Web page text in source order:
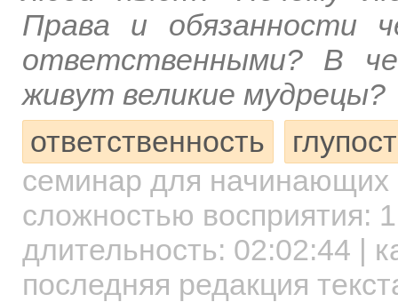
Права и обязанности
ответственными? В
живут великие мудрецы?
ответственность
семинар для начинающих
сложностью восприятия: 1
длительность: 02:02:44 |
последняя редакция